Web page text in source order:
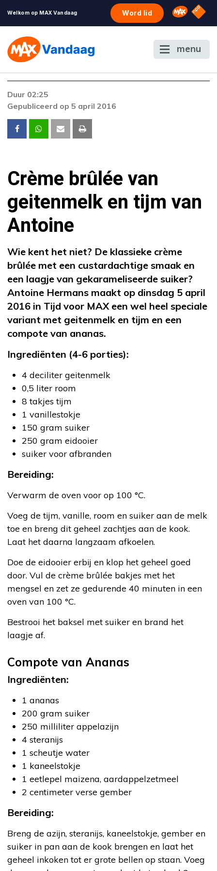
Welkom op MAX Vandaag Word lid Omroep
NPO
menu
Duur 02:25
Gepubliceerd op 5 april 2016
Crème brûlée van
geitenmelk en tijm van
Antoine
Wie kent het niet? De klassieke crème
brûlée met een custardachtige smaak en
een laagje van gekarameliseerde suiker?
Antoine Hermans maakt op dinsdag 5 april
2016 in Tijd voor MAX een wel heel speciale
variant met geitenmelk en tijm en een
compote van ananas.
Ingrediënten (4-6 porties):
4 deciliter geitenmelk
0,5 liter room
8 takjes tijm
1 vanillestokje
150 gram suiker
250 gram eidooier
suiker voor afbranden
Bereiding:
Verwarm de oven voor op 100 °C.
Voeg de tijm, vanille, room en suiker aan de melk
toe en breng dit geheel zachtjes aan de kook.
Laat het daarna langzaam afkoelen.
Doe de eidooier erbij en klop het geheel goed
door. Vul de crème brûlée bakjes met het
mengsel en zet ze gedurende 40 minuten in een
oven van 100 °C.
Bestrooi het baksel met suiker en brand het
laagje af.
Compote van Ananas
Ingrediënten:
1 ananas
200 gram suiker
250 milliliter appelazijn
4 steranijs
1 scheutje water
1 kaneelstokje
1 eetlepel maizena, aardappelzetmeel
2 centimeter verse gember
Bereiding:
Breng de azijn, steranijs, kaneelstokje, gember en
suiker in pan aan de kook brengen en laat het
geheel inkoken tot er grote bellen op staan. Voeg